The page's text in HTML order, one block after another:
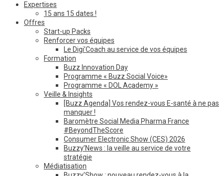
Expertises
15 ans 15 dates !
Offres
Start-up Packs
Renforcer vos équipes
Le Digi’Coach au service de vos équipes
Formation
Buzz Innovation Day
Programme « Buzz Social Voice»
Programme « DOL Academy »
Veille & Insights
[Buzz Agenda] Vos rendez-vous E-santé à ne pas
manquer !
Baromètre Social Media Pharma France
#BeyondTheScore
Consumer Electronic Show (CES) 2026
Buzzy’News : la veille au service de votre
stratégie
Médiatisation